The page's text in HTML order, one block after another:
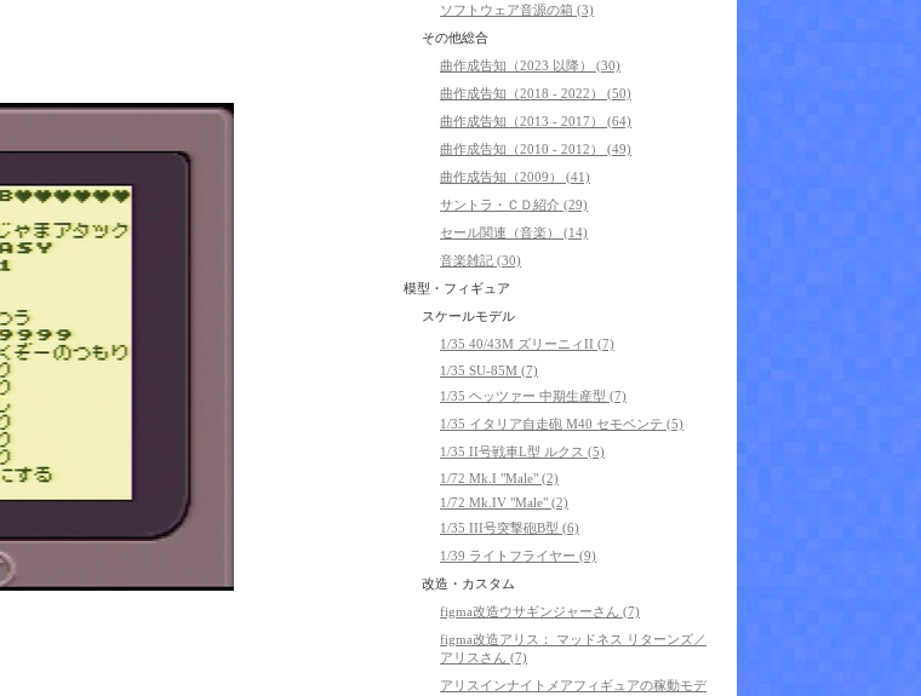
ソフトウェア音源の箱 (3)
その他総合
曲作成告知（2023 以降） (30)
曲作成告知（2018 - 2022） (50)
曲作成告知（2013 - 2017） (64)
曲作成告知（2010 - 2012） (49)
曲作成告知（2009） (41)
サントラ・ＣＤ紹介 (29)
セール関連（音楽） (14)
音楽雑記 (30)
模型・フィギュア
スケールモデル
1/35 40/43M ズリーニィII (7)
1/35 SU-85M (7)
1/35 ヘッツァー 中期生産型 (7)
1/35 イタリア自走砲 M40 セモベンテ (5)
1/35 II号戦車L型 ルクス (5)
1/72 Mk.I "Male" (2)
1/72 Mk.IV "Male" (2)
1/35 III号突撃砲B型 (6)
1/39 ライトフライヤー (9)
改造・カスタム
figma改造ウサギンジャーさん (7)
figma改造アリス： マッドネス リターンズ／
アリスさん (7)
アリスインナイトメアフィギュアの稼動モデ